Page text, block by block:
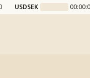
USDSEK